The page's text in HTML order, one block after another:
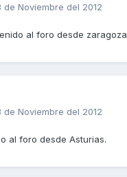
de Noviembre del 2012
al foro desde zaragoza
de Noviembre del 2012
al foro desde Asturias.